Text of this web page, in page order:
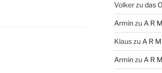
Volkerzu das
Arminzu A R
Klauszu A R
Arminzu A R